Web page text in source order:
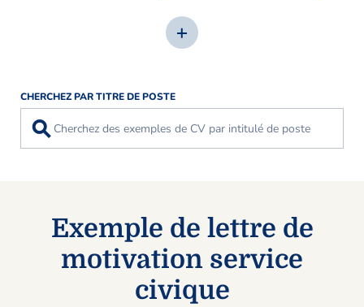
CHERCHEZ PAR TITRE DE POSTE
⚲
Exemple de lettre de
motivation service
civique